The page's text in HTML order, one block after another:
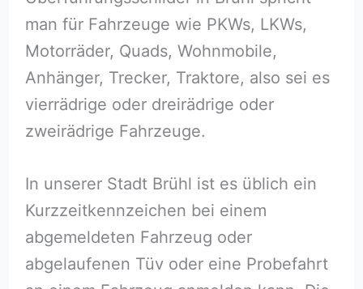
man für Fahrzeuge wie PKWs, LKWs,
Motorräder, Quads, Wohnmobile,
Anhänger, Trecker, Traktore, also sei es
vierrädrige oder dreirädrige oder
zweirädrige Fahrzeuge.
In unserer Stadt Brühl ist es üblich ein
Kurzzeitkennzeichen bei einem
abgemeldeten Fahrzeug oder
abgelaufenen Tüv oder eine Probefahrt